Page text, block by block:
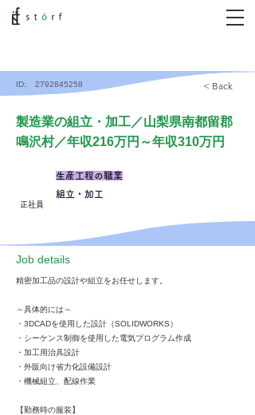
ID: 2792845258 < Back
製造業の組立・加工／山梨県南都留郡
鳴沢村／年収216万円～年収310万円
正社員
生産工程の職業
組立・加工
​Job details
精密加工品の設計や組立をお任せします。
～具体的には～
・3DCADを使用した設計（SOLIDWORKS）
・シーケンス制御を使用した電気プログラム作成
・加工用治具設計
・外販向け省力化設備設計
・機械組立、配線作業
【勤務時の服装】